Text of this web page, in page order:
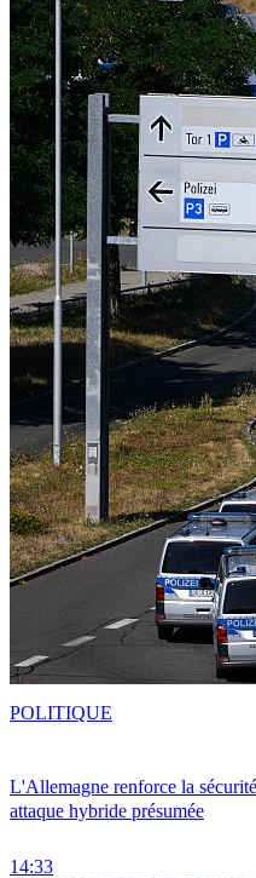
L'Allemagne renforce la
attaque hybride présumée
14:33
POLITIQUE